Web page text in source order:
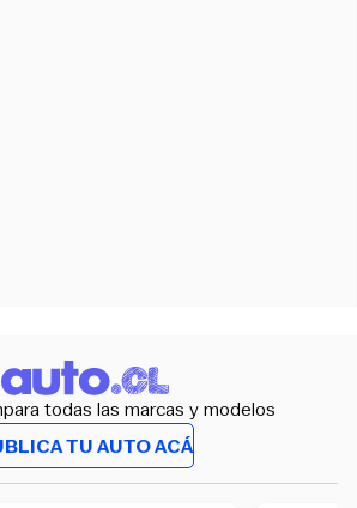
todas las marcas y modelos
TU AUTO ACÁ